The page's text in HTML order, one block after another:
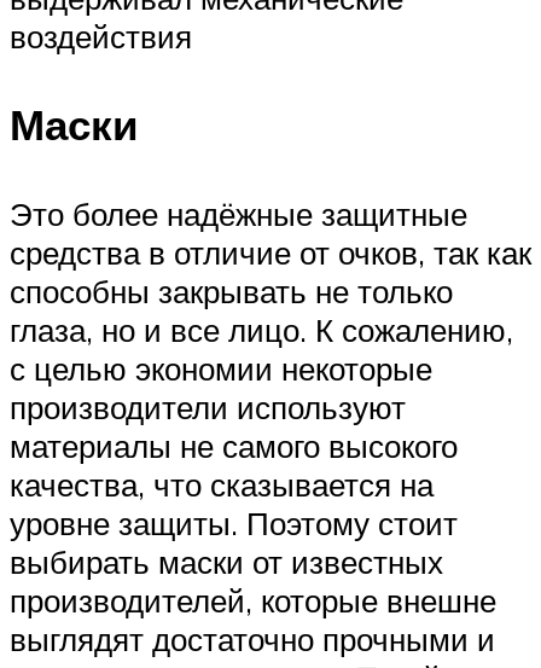
воздействия
Маски
Это более надёжные защитные
средства в отличие от очков, так как
способны закрывать не только
глаза, но и все лицо. К сожалению,
с целью экономии некоторые
производители используют
материалы не самого высокого
качества, что сказывается на
уровне защиты. Поэтому стоит
выбирать маски от известных
производителей, которые внешне
выглядят достаточно прочными и